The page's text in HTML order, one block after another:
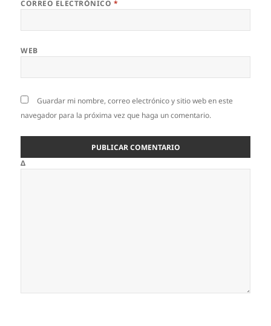
CORREO ELECTRÓNICO *
WEB
Guardar mi nombre, correo electrónico y sitio web en este
navegador para la próxima vez que haga un comentario.
Δ